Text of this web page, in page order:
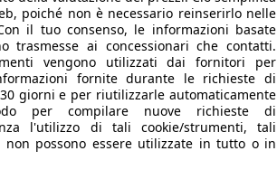
poiché non è necessario reinserirlo nelle
il tuo consenso, le informazioni basate
trasmesse ai concessionari che contatti.
vengono utilizzati dai fornitori per
fornite durante le richieste di
giorni e per riutilizzarle automaticamente
per compilare nuove richieste di
l'utilizzo di tali cookie/strumenti, tali
non possono essere utilizzate in tutto o in